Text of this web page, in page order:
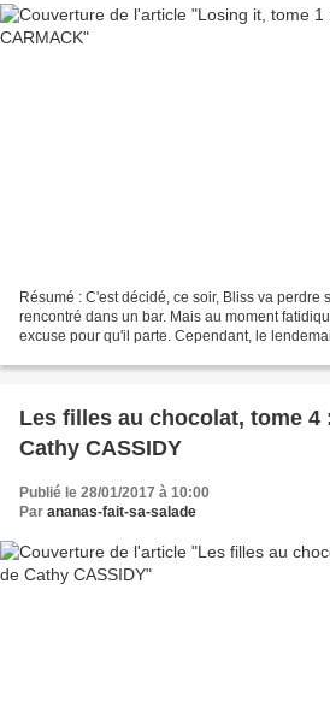
Résumé : C'est décidé, ce soir, Bliss va perdre
rencontré dans un bar. Mais au moment
excuse pour qu'il parte. Cependant, le
Les filles au chocolat, tome
Cathy CASSIDY
Publié le 28/01/2017 à 10:00
Par ananas-fait-sa-salade